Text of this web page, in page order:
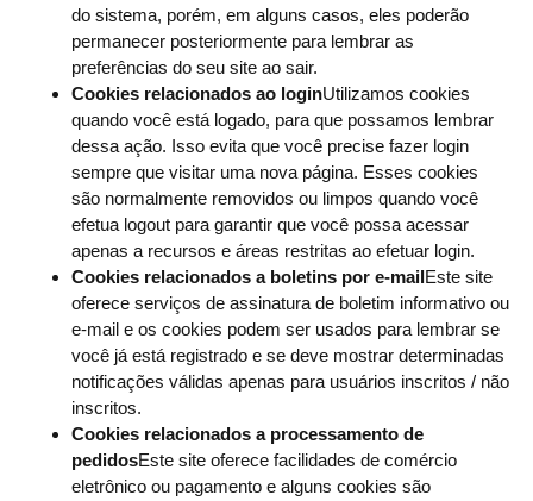
do sistema, porém, em alguns casos, eles poderão
permanecer posteriormente para lembrar as
preferências do seu site ao sair.
Cookies relacionados ao loginUtilizamos cookies
quando você está logado, para que possamos lembrar
dessa ação. Isso evita que você precise fazer login
sempre que visitar uma nova página. Esses cookies
são normalmente removidos ou limpos quando você
efetua logout para garantir que você possa acessar
apenas a recursos e áreas restritas ao efetuar login.
Cookies relacionados a boletins por e-mailEste site
oferece serviços de assinatura de boletim informativo ou
e-mail e os cookies podem ser usados ​​para lembrar se
você já está registrado e se deve mostrar determinadas
notificações válidas apenas para usuários inscritos / não
inscritos.
Cookies relacionados a processamento de
pedidosEste site oferece facilidades de comércio
eletrônico ou pagamento e alguns cookies são